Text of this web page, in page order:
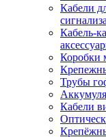
Кабели
Кабель-
Коробки
Трубы
Кабели